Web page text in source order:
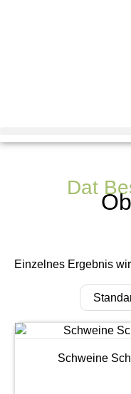
Dat
Einzelnes Ergebnis
Schweine